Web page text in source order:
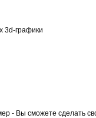
3d-графики
- Вы сможете сделать